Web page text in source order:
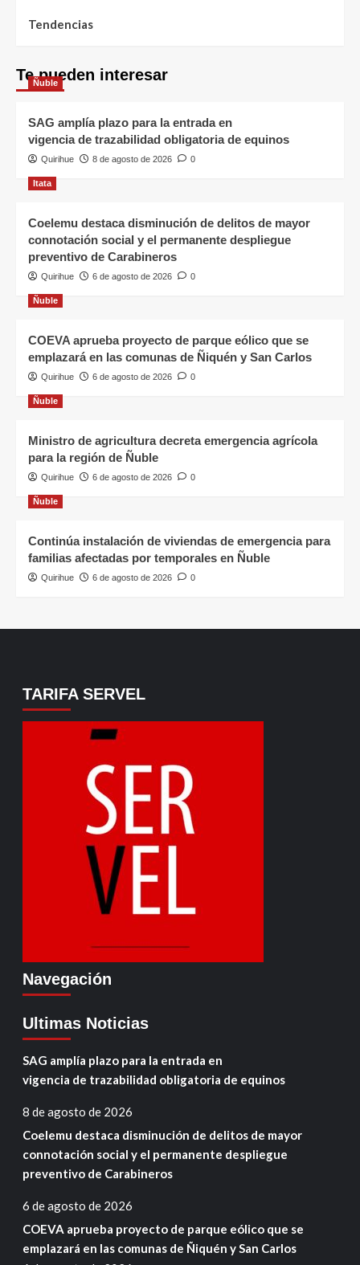
Tendencias
Te pueden interesar
Ñuble
SAG amplía plazo para la entrada en
vigencia de trazabilidad obligatoria de equinos
Quirihue 8 de agosto de 2026 0
Itata
Coelemu destaca disminución de delitos de mayor
connotación social y el permanente despliegue
preventivo de Carabineros
Quirihue 6 de agosto de 2026 0
Ñuble
COEVA aprueba proyecto de parque eólico que se
emplazará en las comunas de Ñiquén y San Carlos
Quirihue 6 de agosto de 2026 0
Ñuble
Ministro de agricultura decreta emergencia agrícola
para la región de Ñuble
Quirihue 6 de agosto de 2026 0
Ñuble
Continúa instalación de viviendas de emergencia para
familias afectadas por temporales en Ñuble
Quirihue 6 de agosto de 2026 0
TARIFA SERVEL
Navegación
Ultimas Noticias
SAG amplía plazo para la entrada en
vigencia de trazabilidad obligatoria de equinos
8 de agosto de 2026
Coelemu destaca disminución de delitos de mayor
connotación social y el permanente despliegue
preventivo de Carabineros
6 de agosto de 2026
COEVA aprueba proyecto de parque eólico que se
emplazará en las comunas de Ñiquén y San Carlos